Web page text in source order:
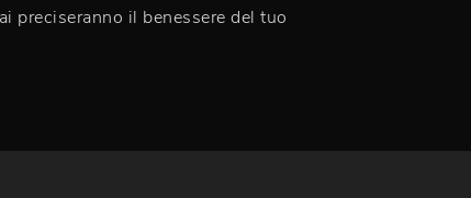
preciseranno il benessere del tuo